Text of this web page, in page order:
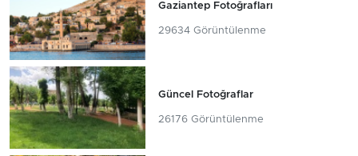
Gaziantep Fotoğrafları
29634 Görüntülenme
Güncel Fotoğraflar
26176 Görüntülenme